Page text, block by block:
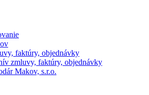
faktúry, objednávky
zmluvy, faktúry, objednávky
Makov, s.r.o.